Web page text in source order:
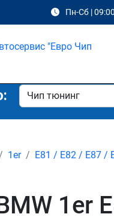
Пн-Сб |
1er E81 / E82 / E87 /
1er